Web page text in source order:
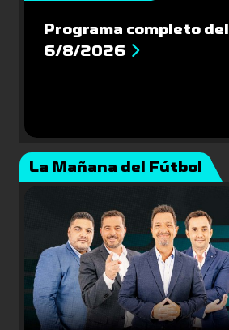
Programa completo del
6/8/2026
La Mañana del Fútbol